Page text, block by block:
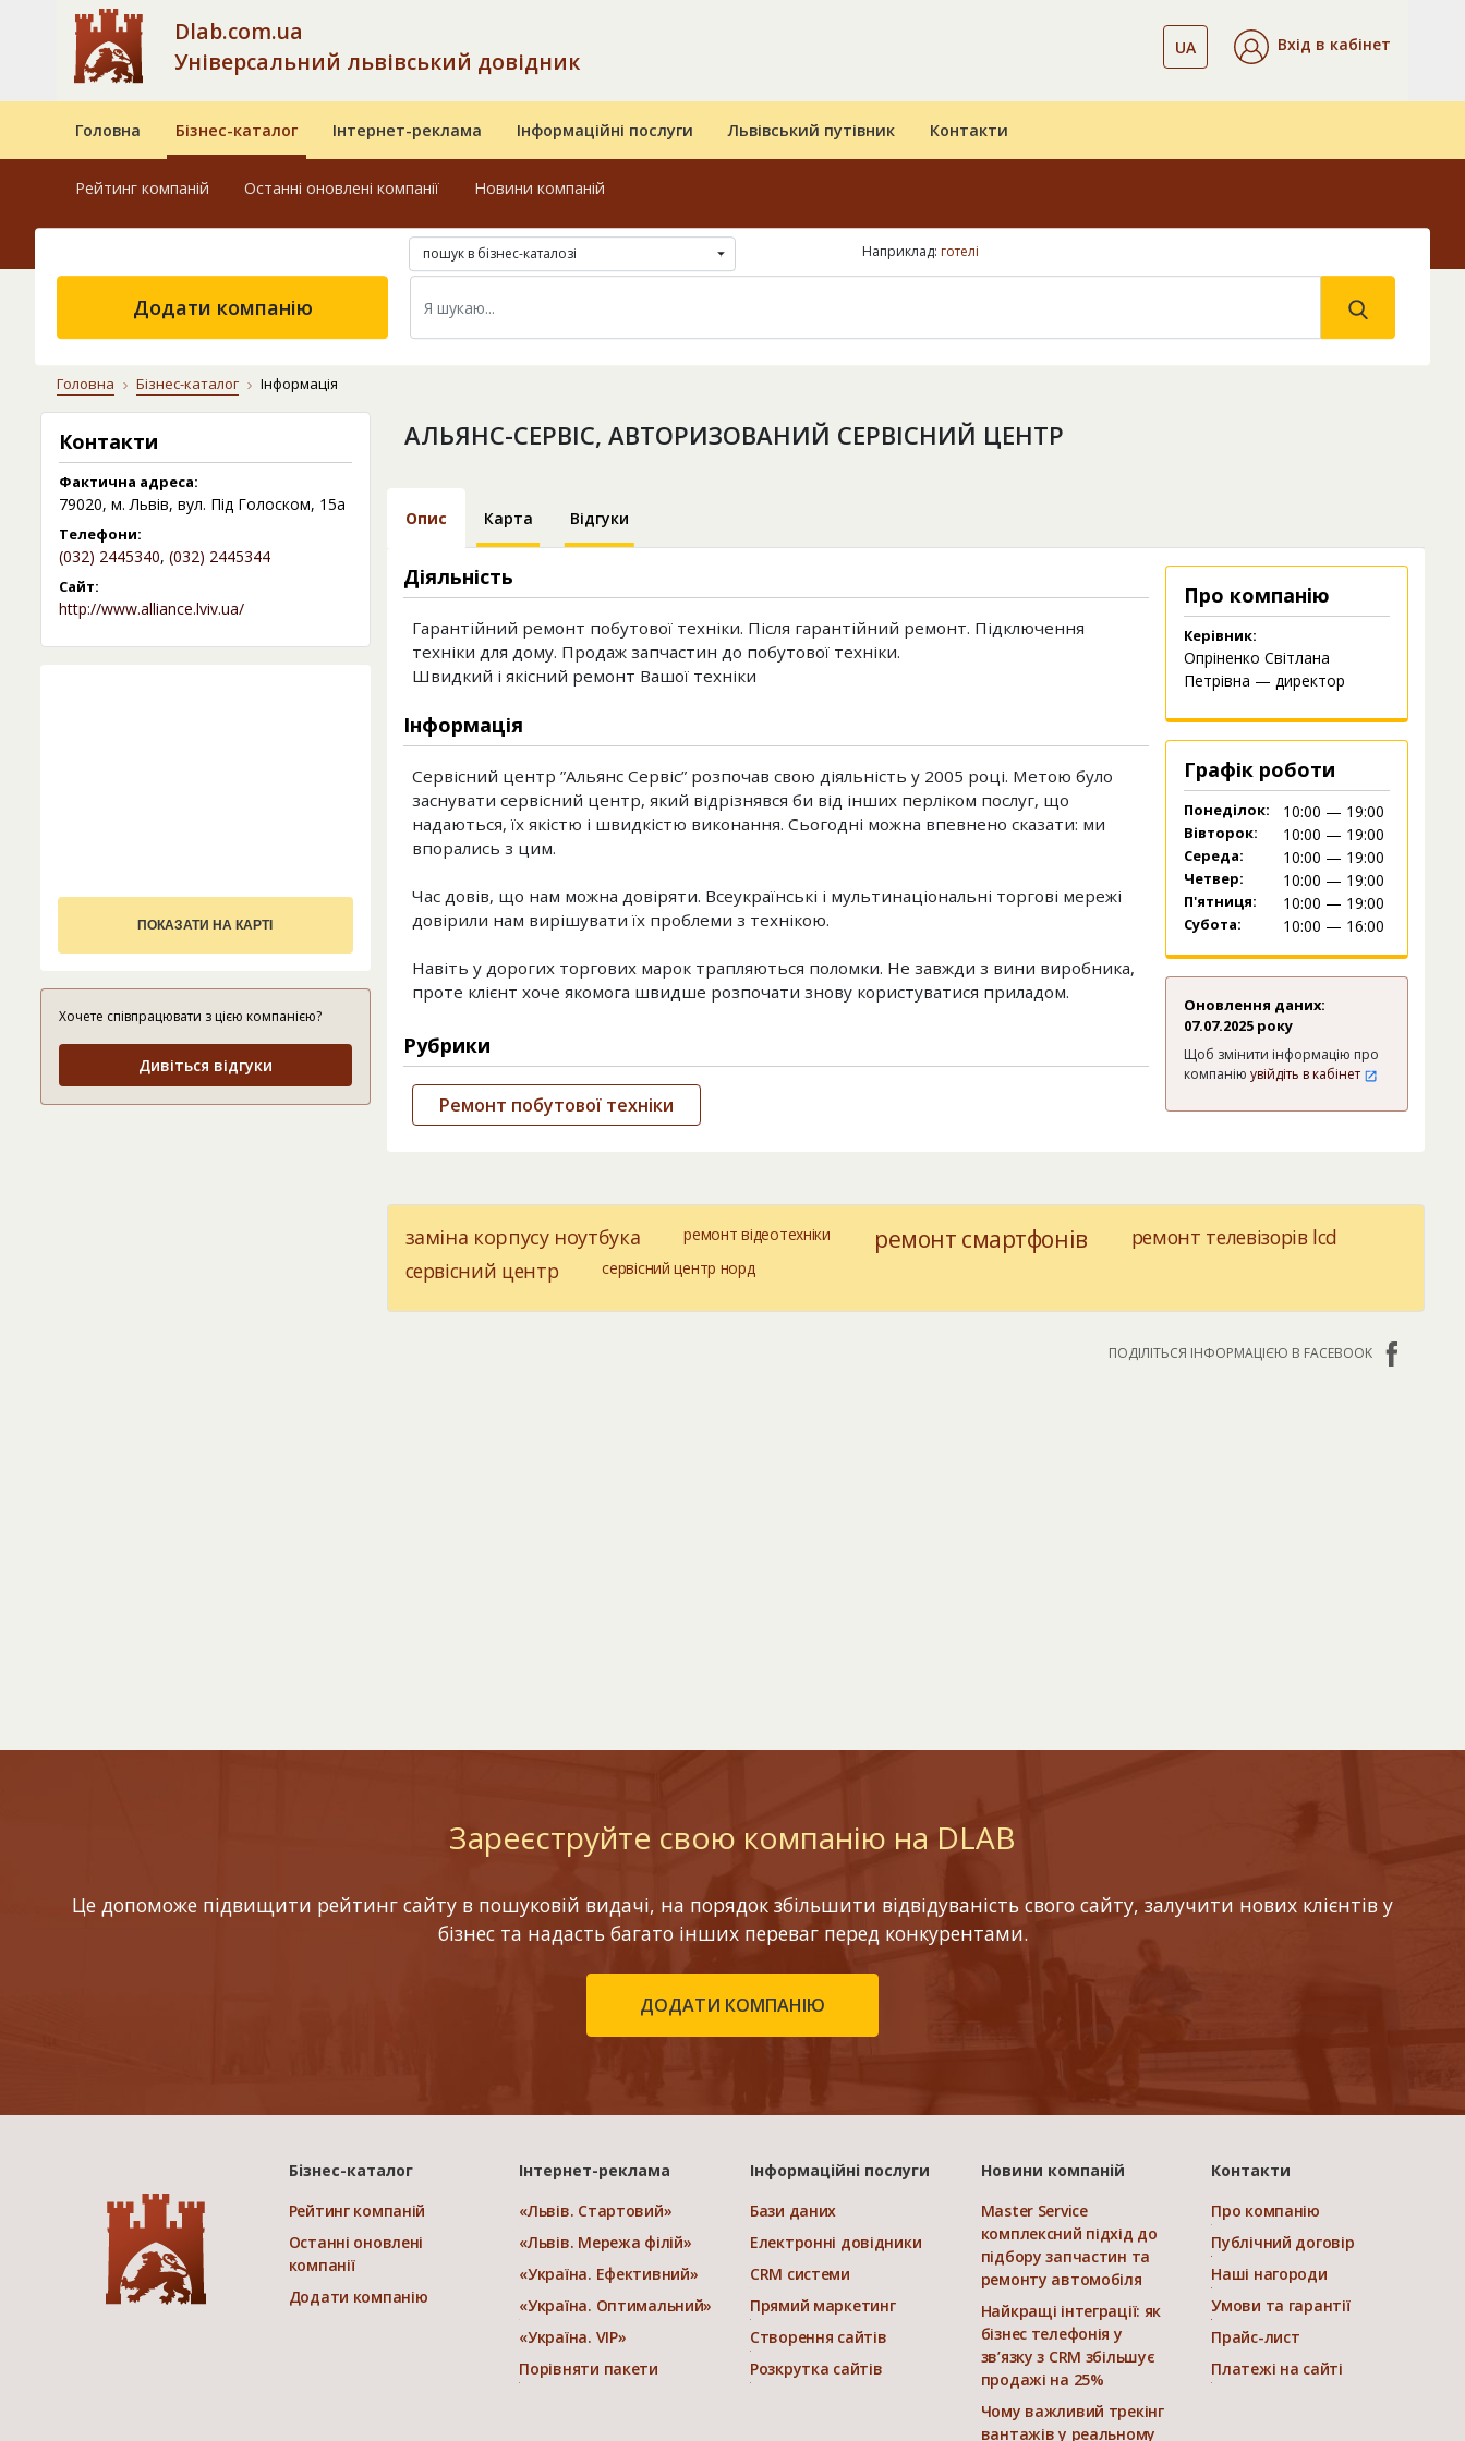
Dlab.com.ua
Універсальний львівський довідник
UA Вхід в кабінет
Головна Бізнес-каталог Інтернет-реклама Інформаційні послуги Львівський путівник Контакти
Рейтинг компаній Останні оновлені компанії Новини компаній
пошук в бізнес-каталозі Наприклад: готелі
Додати компанію
Головна Бізнес-каталог Інформація
Контакти
Фактична адреса:
79020, м. Львів, вул. Під Голоском, 15а
Телефони:
(032) 2445340, (032) 2445344
Сайт:
http://www.alliance.lviv.ua/
ПОКАЗАТИ НА КАРТІ
Хочете співпрацювати з цією компанією?
Дивіться відгуки
АЛЬЯНС-СЕРВІС, АВТОРИЗОВАНИЙ СЕРВІСНИЙ ЦЕНТР
Опис Карта Відгуки
Діяльність
Гарантійний ремонт побутової техніки. Після гарантійний ремонт. Підключення
техніки для дому. Продаж запчастин до побутової техніки.
Швидкий і якісний ремонт Вашої техніки
Інформація
Сервісний центр ”Альянс Сервіс” розпочав свою діяльність у 2005 році. Метою було
заснувати сервісний центр, який відрізнявся би від інших перліком послуг, що
надаються, їх якістю і швидкістю виконання. Сьогодні можна впевнено сказати: ми
впорались з цим.
Час довів, що нам можна довіряти. Всеукраїнські і мультинаціональні торгові мережі
довірили нам вирішувати їх проблеми з технікою.
Навіть у дорогих торгових марок трапляються поломки. Не завжди з вини виробника,
проте клієнт хоче якомога швидше розпочати знову користуватися приладом.
Рубрики
Ремонт побутової техніки
Про компанію
Керівник:
Опріненко Світлана
Петрівна — директор
Графік роботи
Понеділок: 10:00 — 19:00
Вівторок: 10:00 — 19:00
Середа: 10:00 — 19:00
Четвер: 10:00 — 19:00
П'ятниця: 10:00 — 19:00
Субота: 10:00 — 16:00
Оновлення даних:
07.07.2025 року
Щоб змінити інформацію про
компанію увійдіть в кабінет
заміна корпусу ноутбука ремонт відеотехніки ремонт смартфонів
ремонт телевізорів lcd
сервісний центр
сервісний центр норд
ПОДІЛІТЬСЯ ІНФОРМАЦІЄЮ В FACEBOOK
Зареєструйте свою компанію на DLAB
Це допоможе підвищити рейтинг сайту в пошуковій видачі, на порядок збільшити відвідуваність свого сайту, залучити нових клієнтів у
бізнес та надасть багато інших переваг перед конкурентами.
ДОДАТИ КОМПАНІЮ
Бізнес-каталог
Рейтинг компаній
Останні оновлені
компанії
Додати компанію
Інтернет-реклама
«Львів. Стартовий»
«Львів. Мережа філій»
«Україна. Ефективний»
«Україна. Оптимальний»
«Україна. VIP»
Порівняти пакети
Інформаційні послуги
Бази даних
Електронні довідники
CRM системи
Прямий маркетинг
Створення сайтів
Розкрутка сайтів
Новини компаній
Master Service
комплексний підхід до
підбору запчастин та
ремонту автомобіля
Найкращі інтеграції: як
бізнес телефонія у
зв’язку з CRM збільшує
продажі на 25%
Чому важливий трекінг
вантажів у реальному
Контакти
Про компанію
Публічний договір
Наші нагороди
Умови та гарантії
Прайс-лист
Платежі на сайті